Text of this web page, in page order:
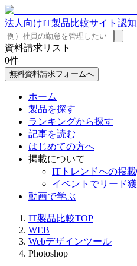
法人向けIT製品比較サイト 認
資料請求リスト
0件
無料資料請求フォームへ
ホーム
製品を探す
ランキングから探す
記事を読む
はじめての方へ
掲載について
ITトレンドへの掲載
イベントでリード
動画で学ぶ
IT製品比較TOP
WEB
Webデザインツール
Photoshop